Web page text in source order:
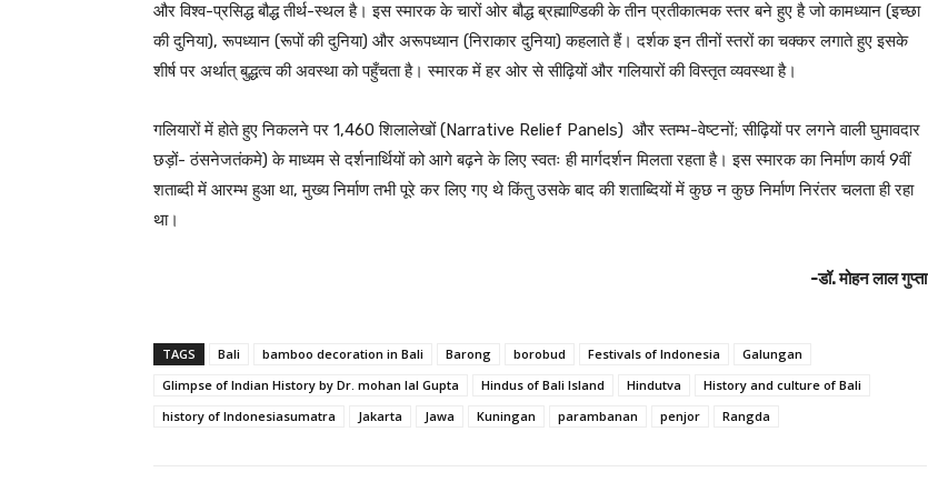
और विश्व-प्रसिद्ध बौद्ध तीर्थ-स्थल है। इस स्मारक के चारों ओर बौद्ध ब्रह्माण्डिकी के तीन प्रतीकात्मक स्तर बने हुए है जो कामध्यान (इच्छा
की दुनिया), रूपध्यान (रूपों की दुनिया) और अरूपध्यान (निराकार दुनिया) कहलाते हैं। दर्शक इन तीनों स्तरों का चक्कर लगाते हुए इसके
शीर्ष पर अर्थात् बुद्धत्व की अवस्था को पहुँचता है। स्मारक में हर ओर से सीढ़ियों और गलियारों की विस्तृत व्यवस्था है।
गलियारों में होते हुए निकलने पर 1,460 शिलालेखों (Narrative Relief Panels) और स्तम्भ-वेष्टनों; सीढ़ियों पर लगने वाली घुमावदार
छड़ों- ठंसनेजतंकमे) के माध्यम से दर्शनार्थियों को आगे बढ़ने के लिए स्वतः ही मार्गदर्शन मिलता रहता है। इस स्मारक का निर्माण कार्य 9वीं
शताब्दी में आरम्भ हुआ था, मुख्य निर्माण तभी पूरे कर लिए गए थे किंतु उसके बाद की शताब्दियों में कुछ न कुछ निर्माण निरंतर चलता ही रहा
था।
-डॉ. मोहन लाल गुप्ता
TAGS Bali bamboo decoration in Bali Barong borobud Festivals of Indonesia
Galungan
Glimpse of Indian History by Dr. mohan lal Gupta
Hindus of Bali Island Hindutva
History and culture of Bali
history of Indonesiasumatra
Jakarta Jawa Kuningan parambanan penjor Rangda